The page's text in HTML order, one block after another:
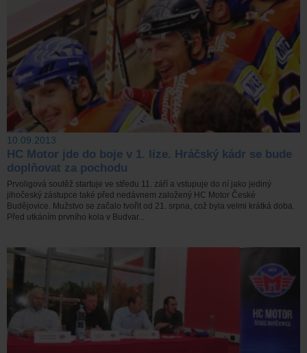
10.09.2013
HC Motor jde do boje v 1. lize. Hráčský kádr se bude
doplňovat za pochodu
Prvoligová soutěž startuje ve středu 11. září a vstupuje do ní jako jediný
jihočeský zástupce také před nedávnem založený HC Motor České
Budějovice. Mužstvo se začalo tvořit od 21. srpna, což byla velmi krátká doba.
Před utkáním prvního kola v Budvar...